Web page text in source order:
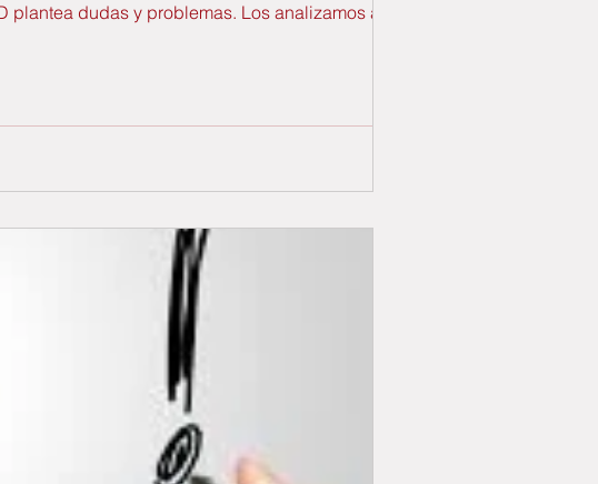
dudas y problemas. Los analizamos aquí